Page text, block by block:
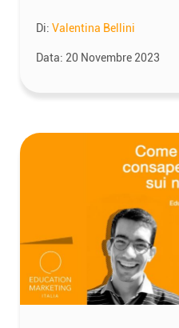
Di: Valentina Bellini
Data: 20 Novembre 2023